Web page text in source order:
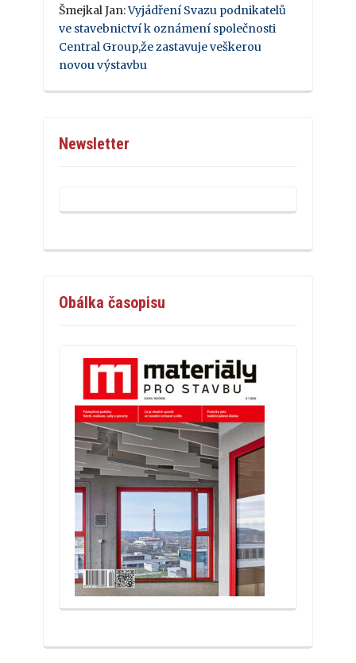
Šmejkal Jan:Vyjádření Svazu podnikatelů
ve stavebnictví k oznámení společnosti
Central Group,že zastavuje veškerou
novou výstavbu
Newsletter
Obálka časopisu